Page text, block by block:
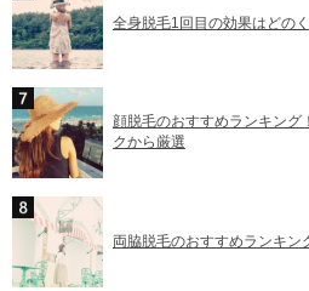
全身脱毛1回目の効果はどの
顔脱毛のおすすめランキング
クから厳選
両脇脱毛のおすすめランキン